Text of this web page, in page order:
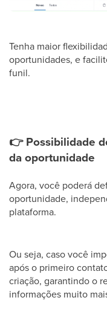
Tenha maior
oportunidades, e
funil.
👉Possibilidade
da oportunidade
Agora, você poderá
oportunidade,
plataforma.
Ou seja, caso você
após o primeiro
criação, garantindo o
informações muito